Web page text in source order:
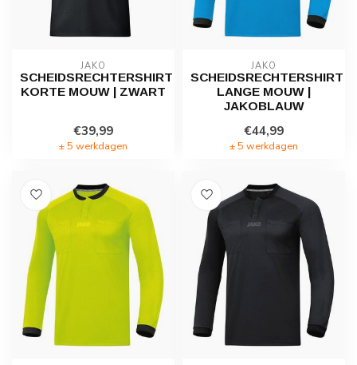
JAKO
SCHEIDSRECHTERSHIRT
KORTE MOUW | ZWART
€39,99
± 5 werkdagen
JAKO
SCHEIDSRECHTERSHIRT
LANGE MOUW |
JAKOBLAUW
€44,99
± 5 werkdagen